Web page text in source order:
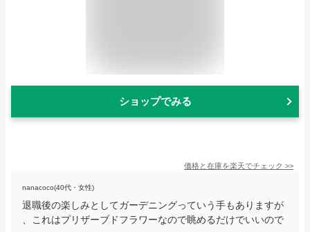
ショップでみる
価格と在庫を楽天でチェック >>
nanacoco(40代・女性)
退職後の楽しみとしてガーデニングっていう手もありますが
、これはプリザーブドフラワーなので眺めるだけでいいので